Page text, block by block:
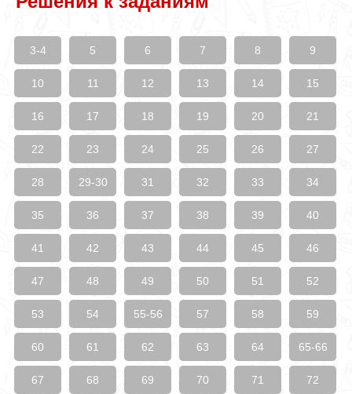
3-4 5 6 7 8 9
10 11 12 13 14 15
16 17 18 19 20 21
22 23 24 25 26 27
28 29-30 31 32 33 34
35 36 37 38 39 40
41 42 43 44 45 46
47 48 49 50 51 52
53 54 55-56 57 58 59
60 61 62 63 64 65-66
67 68 69 70 71 72